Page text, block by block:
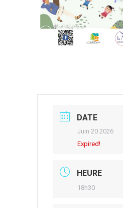
DATE
Juin 20 2026
Expired!
HEURE
18h30